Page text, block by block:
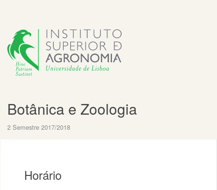
Botânica e Zoologia
2 Semestre 2017/2018
Horário